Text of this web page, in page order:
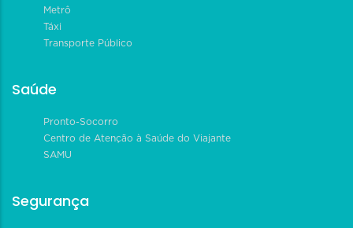
Metrô
Táxi
Transporte Público
Saúde
Pronto-Socorro
Centro de Atenção à Saúde do Viajante
SAMU
Segurança